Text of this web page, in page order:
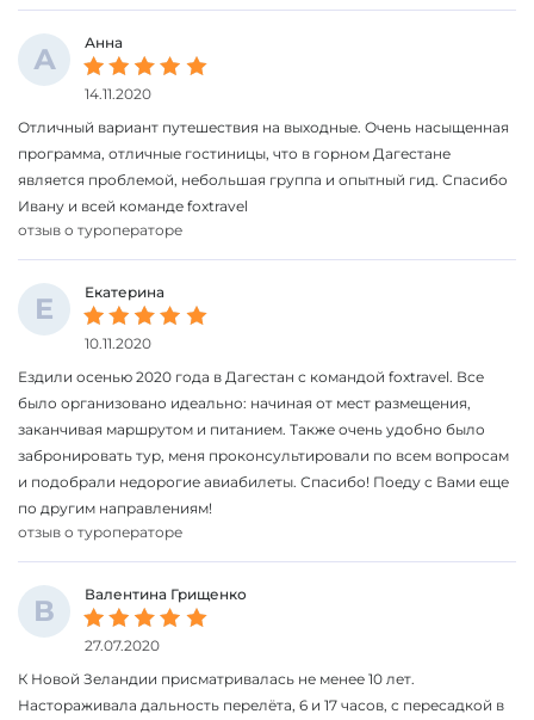
А Анна
14.11.2020
Отличный вариант путешествия на выходные. Очень насыщенная
программа, отличные гостиницы, что в горном Дагестане
является проблемой, небольшая группа и опытный гид. Спасибо
Ивану и всей команде foxtravel
отзыв о туроператоре
Е Екатерина
10.11.2020
Ездили осенью 2020 года в Дагестан с командой foxtravel. Все
было организовано идеально: начиная от мест размещения,
заканчивая маршрутом и питанием. Также очень удобно было
забронировать тур, меня проконсультировали по всем вопросам
и подобрали недорогие авиабилеты. Спасибо! Поеду с Вами еще
по другим направлениям!
отзыв о туроператоре
В Валентина Грищенко
27.07.2020
К Новой Зеландии присматривалась не менее 10 лет.
Настораживала дальность перелёта, 6 и 17 часов, с пересадкой в